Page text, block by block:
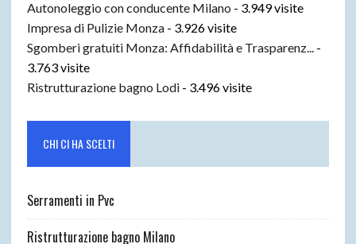
Autonoleggio con conducente Milano - 3.949 visite
Impresa di Pulizie Monza- 3.926 visite
Sgomberi gratuiti Monza: Affidabilità e Trasparenz...-
3.763 visite
Ristrutturazione bagno Lodi- 3.496 visite
CHI CI HA SCELTI
Serramenti in Pvc
Ristrutturazione bagno Milano